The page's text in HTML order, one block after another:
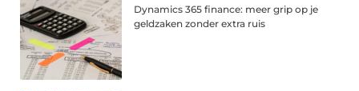
Dynamics 365 finance: meer grip op je
geldzaken zonder extra ruis